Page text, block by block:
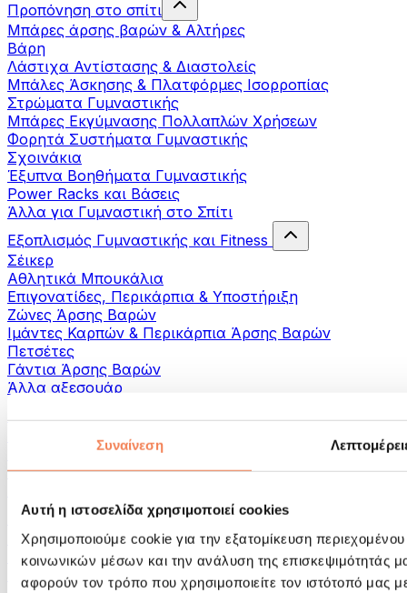
Συναίνεση
Αυτή η ιστοσελίδα χρησιμοποιεί cookies
Χρησιμοποιούμε cookie για την εξατομίκευση
κοινωνικών μέσων και την ανάλυση της επισκεψιμότητάς
αφορούν τον τρόπο που χρησιμοποιείτε τον ιστότοπό μας
Προπόνηση στο σπίτι
Μπάρες άρσης βαρών & Αλτήρες
Βάρη
Λάστιχα Αντίστασης & Διαστολείς
Μπάλες Άσκησης & Πλατφόρμες Ισορροπίας
Στρώματα Γυμναστικής
Μπάρες Εκγύμνασης Πολλαπλών Χρήσεων
Φορητά Συστήματα Γυμναστικής
Σχοινάκια
Έξυπνα Βοηθήματα Γυμναστικής
Power Racks και Βάσεις
Άλλα για Γυμναστική στο Σπίτι
Εξοπλισμός Γυμναστικής και Fitness
Σέικερ
Αθλητικά Μπουκάλια
Επιγονατίδες, Περικάρπια & Υποστήριξη
Ζώνες Άρσης Βαρών
Ιμάντες Καρπών & Περικάρπια Άρσης Βαρών
Πετσέτες
Γάντια Άρσης Βαρών
Άλλα αξεσουάρ
Βοηθήματα- αποκατάστασης
Πιστόλια μασάζ
Εργαλεία μασάζ
Κύλινδροι Αφρού & Εξοπλισμός Μασάζ
Τσάντες & σακίδια πλάτης
Τσάντες τροφίμων & αξεσουάρ
Σάκοι Γυμναστικής
Σακίδια πλάτης